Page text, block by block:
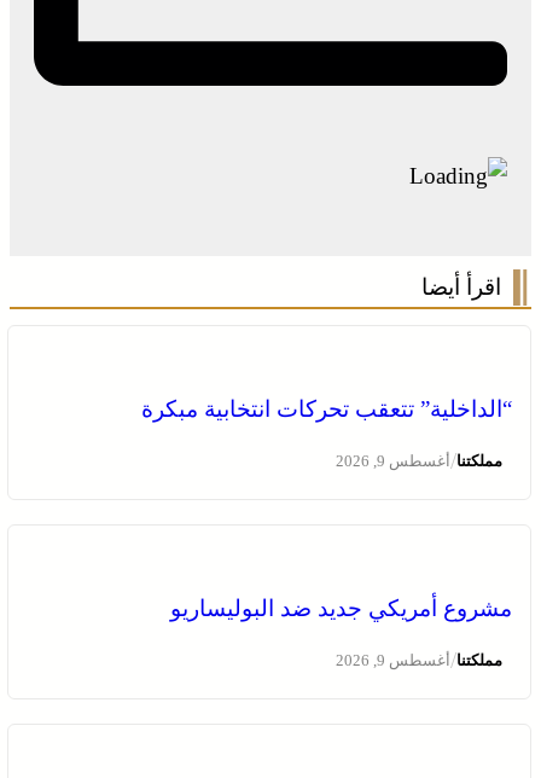
اقرأ أيضا
“الداخلية” تتعقب تحركات انتخابية مبكرة
مملكتنا/أغسطس 9, 2026
مشروع أمريكي جديد ضد البوليساريو
مملكتنا/أغسطس 9, 2026